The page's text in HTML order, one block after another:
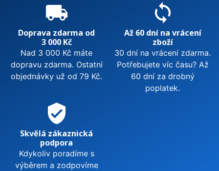
local_shipping
Doprava zdarma od
3 000 Kč
Nad 3 000 Kč máte
dopravu zdarma. Ostatní
objednávky už od 79 Kč.
sync
Až 60 dní na vrácení
zboží
30 dní na vrácení zdarma.
Potřebujete víc času? Až
60 dní za drobný
poplatek.
verified_user
Skvělá zákaznická
podpora
Kdykoliv poradíme s
výběrem a zodpovíme